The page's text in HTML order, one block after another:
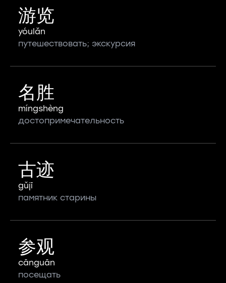
游览
yóulǎn
путешествовать; экскурсия
名胜
míngshèng
достопримечательность
古迹
gǔjī
памятник старины
参观
cānguān
посещать